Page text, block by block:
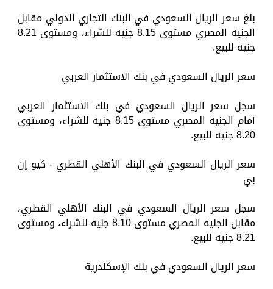
بلغ سعر الريال السعودي في البنك التجاري الدولي مقابل
الجنيه المصري مستوى 8.15 جنيه للشراء، ومستوى 8.21
جنيه للبيع.
سعر الريال السعودي في بنك الاستثمار العربي
سجل سعر الريال السعودي في بنك الاستثمار العربي
أمام الجنيه المصري مستوى 8.15 جنيه للشراء، ومستوى
8.20 جنيه للبيع.
سعر الريال السعودي في البنك الأهلي القطري - كيو إن
بي
سجل سعر الريال السعودي في البنك الأهلي القطري،
مقابل الجنيه المصري مستوى 8.10 جنيه للشراء، ومستوى
8.21 جنيه للبيع.
سعر الريال السعودي في بنك الإسكندرية